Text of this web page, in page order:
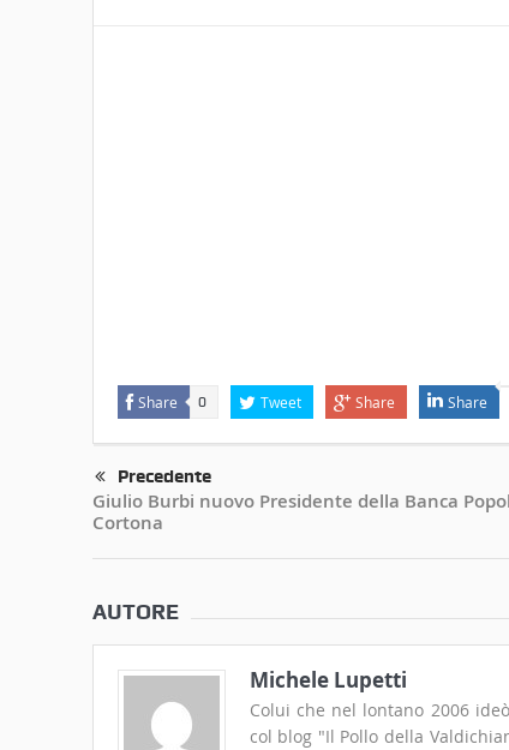
Share 0 Tweet Share Share
Precedente
Giulio Burbi nuovo Presidente della Banca
Cortona
AUTORE
Michele Lupetti
Colui che nel lontano 2006
col blog "Il Pollo della